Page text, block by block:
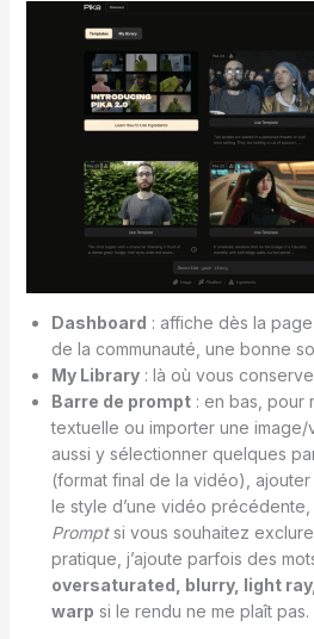
Dashboard : affiche dès la
de la communauté, une bonne
My Library: là où vous
Barre de prompt: en bas, pour
textuelle ou importer une
aussi y sélectionner quelques
(format final de la vidéo), ajouter
le style d’une vidéo
Promptsi vous souhaitez
pratique, j’ajoute parfois des
oversaturated, blurry, light
warp si le rendu ne me plaît pas.